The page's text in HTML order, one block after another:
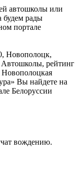
автошколы или
будем рады
портале
Новополоцк,
рейтинг
Вы найдете на
Белоруссии
вождению.